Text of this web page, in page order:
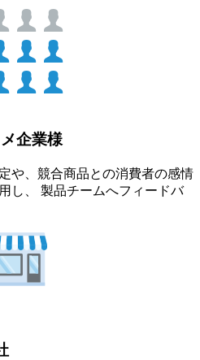
企業様
や、競合商品との消費者の感情
し、 製品チームへフィードバ